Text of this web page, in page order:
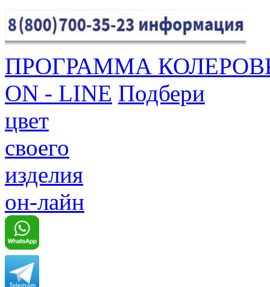
ПРОГРАММА
ON - LINE Подбери
цвет
своего
изделия
он-лайн